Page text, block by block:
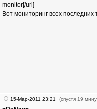
monitor[/url]
Вот мониторинг всех последних
15-Мар-2011 23:21 (спустя 19